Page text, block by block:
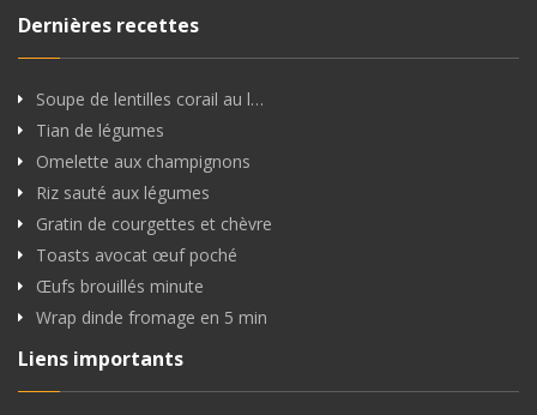
Dernières recettes
Soupe de lentilles corail au l…
Tian de légumes
Omelette aux champignons
Riz sauté aux légumes
Gratin de courgettes et chèvre
Toasts avocat œuf poché
Œufs brouillés minute
Wrap dinde fromage en 5 min
Liens importants